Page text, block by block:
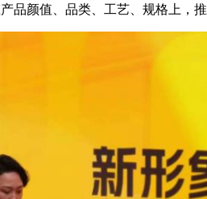
品颜值、品类、工艺、规格上，